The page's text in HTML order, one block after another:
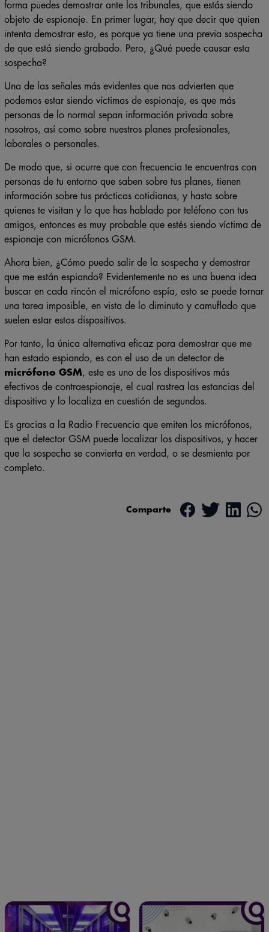
forma puedes demostrar ante los tribunales, que estás siendo
objeto de espionaje. En primer lugar, hay que decir que quien
intenta demostrar esto, es porque ya tiene una previa sospecha
de que está siendo grabado. Pero, ¿Qué puede causar esta
sospecha?
Una de las señales más evidentes que nos advierten que
podemos estar siendo víctimas de espionaje, es que más
personas de lo normal sepan información privada sobre
nosotros, así como sobre nuestros planes profesionales,
laborales o personales.
De modo que, si ocurre que con frecuencia te encuentras con
personas de tu entorno que saben sobre tus planes, tienen
información sobre tus prácticas cotidianas, y hasta sobre
quienes te visitan y lo que has hablado por teléfono con tus
amigos, entonces es muy probable que estés siendo víctima de
espionaje con micrófonos GSM.
Ahora bien, ¿Cómo puedo salir de la sospecha y demostrar
que me están espiando? Evidentemente no es una buena idea
buscar en cada rincón el micrófono espía, esto se puede tornar
una tarea imposible, en vista de lo diminuto y camuflado que
suelen estar estos dispositivos.
Por tanto, la única alternativa eficaz para demostrar que me
han estado espiando, es con el uso de un detector de
micrófono GSM, este es uno de los dispositivos más
efectivos de contraespionaje, el cual rastrea las estancias del
dispositivo y lo localiza en cuestión de segundos.
Es gracias a la Radio Frecuencia que emiten los micrófonos,
que el detector GSM puede localizar los dispositivos, y hacer
que la sospecha se convierta en verdad, o se desmienta por
completo.
Comparte